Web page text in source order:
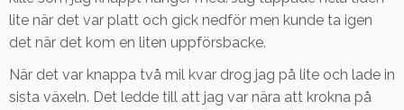
lite när det var platt och gick nedför men kunde ta igen
det när det kom en liten uppförsbacke.
När det var knappa två mil kvar drog jag på lite och lade in
sista växeln. Det ledde till att jag var nära att krokna på